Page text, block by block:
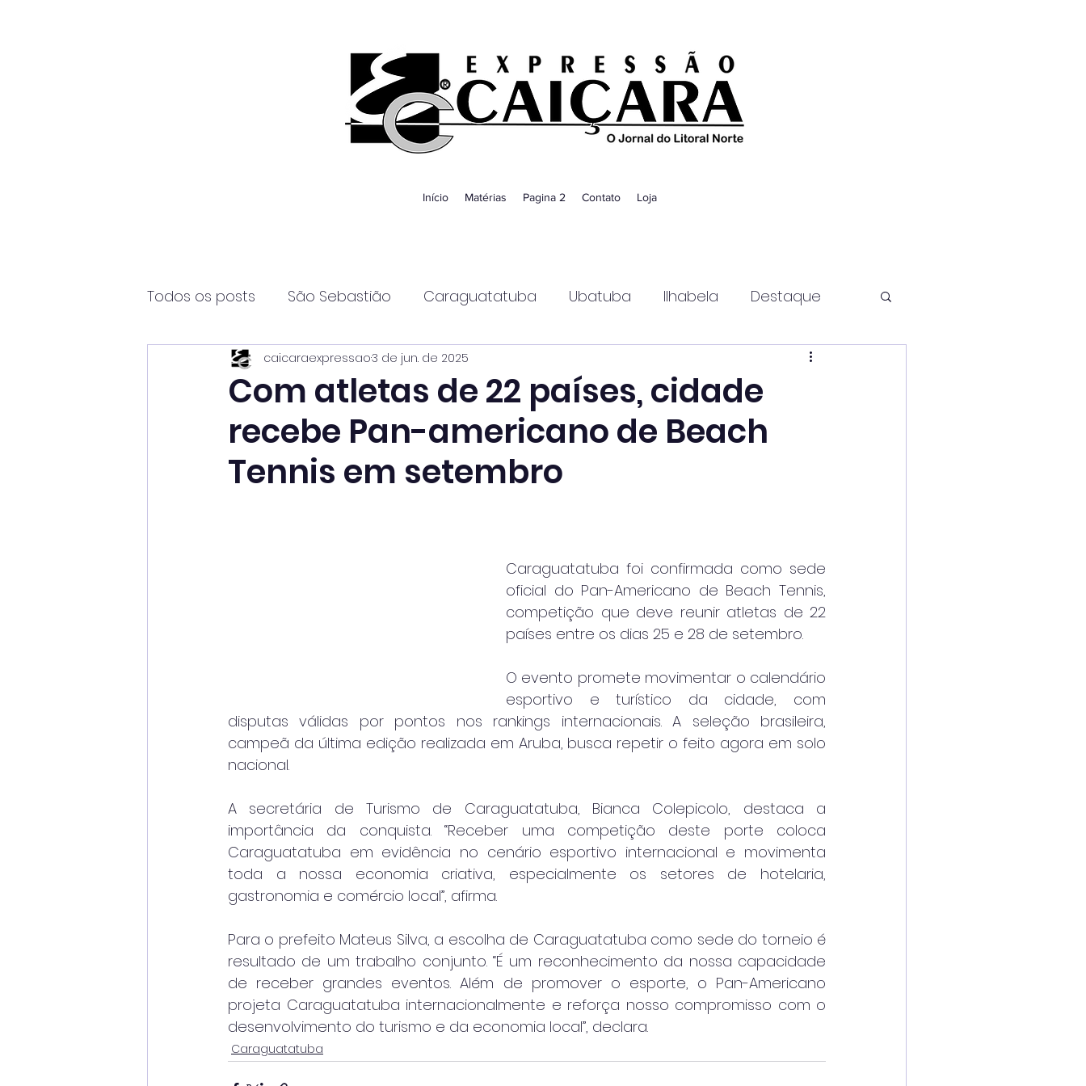
Início Matérias Pagina 2 Contato Loja
Todos os posts São Sebastião Caraguatatuba Ubatuba Ilhabela Destaque
Página2 Itanhaém Guaratinguetá
Com atletas de 22 países, cidade
recebe Pan-americano de Beach
Tennis em setembro
caicaraexpressao3 de jun. de 2025
Caraguatatuba foi confirmada como sede
oficial do Pan-Americano de Beach Tennis,
competição que deve reunir atletas de 22
países entre os dias 25 e 28 de setembro.
O evento promete movimentar o calendário
esportivo e turístico da cidade, com
disputas válidas por pontos nos rankings internacionais. A seleção brasileira,
campeã da última edição realizada em Aruba, busca repetir o feito agora em solo
nacional.
A secretária de Turismo de Caraguatatuba, Bianca Colepicolo, destaca a
importância da conquista. “Receber uma competição deste porte coloca
Caraguatatuba em evidência no cenário esportivo internacional e movimenta
toda a nossa economia criativa, especialmente os setores de hotelaria,
gastronomia e comércio local”, afirma.
Para o prefeito Mateus Silva, a escolha de Caraguatatuba como sede do torneio é
resultado de um trabalho conjunto. “É um reconhecimento da nossa capacidade
de receber grandes eventos. Além de promover o esporte, o Pan-Americano
projeta Caraguatatuba internacionalmente e reforça nosso compromisso com o
desenvolvimento do turismo e da economia local”, declara.
Caraguatatuba